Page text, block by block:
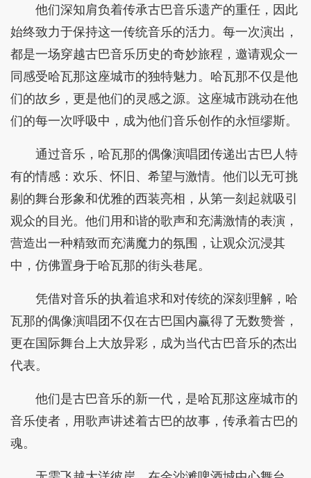
他们深知肩负着传承古巴音乐遗产的重任，因此
始终致力于保持这一传统音乐的活力。每一次演出，
都是一场穿越古巴音乐历史的奇妙旅程，邀请观众一
同感受哈瓦那这座城市的独特魅力。哈瓦那不仅是他
们的故乡，更是他们的灵感之源。这座城市跳动在他
们的每一次呼吸中，成为他们音乐创作的永恒缪斯。
通过音乐，哈瓦那的偶像演唱团传递出古巴人特
有的情感：欢乐、怀旧、希望与激情。他们以无可挑
剔的舞台形象和优雅的西装亮相，从第一刻起就吸引
观众的目光。他们用和谐的歌声和充满激情的表演，
营造出一种精致而充满魔力的氛围，让观众沉浸其
中，仿佛置身于哈瓦那的街头巷尾。
凭借对音乐的执着追求和对传统的深刻理解，哈
瓦那的偶像演唱团不仅在古巴国内赢得了无数赞誉，
更在国际舞台上大放异彩，成为当代古巴音乐的杰出
代表。
他们是古巴音乐的新一代，是哈瓦那这座城市的
音乐使者，用歌声讲述着古巴的故事，传承着古巴的
魂。